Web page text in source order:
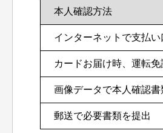
本人確認方法
インターネットで支払い
カードお届け時、運転免
画像データで本人確認書
郵送で必要書類を提出